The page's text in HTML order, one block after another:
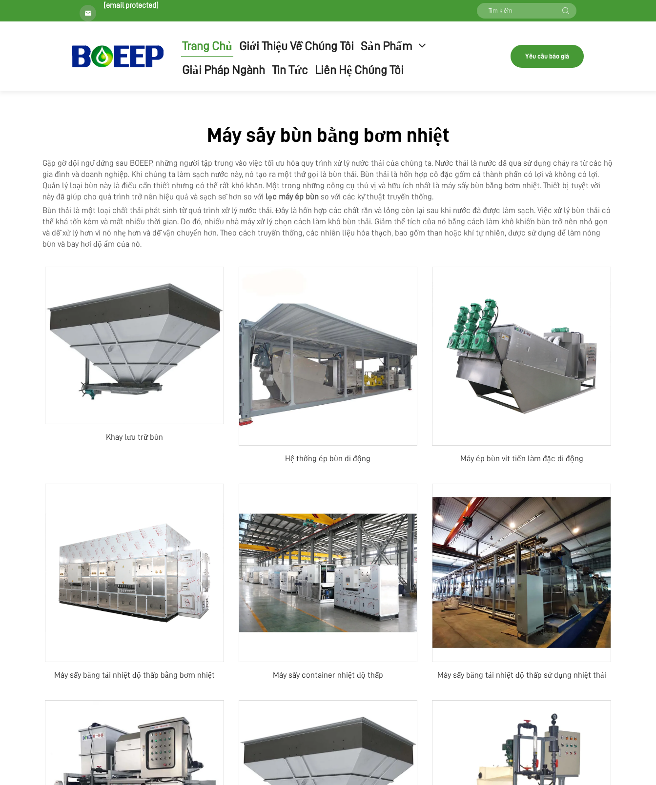
[email protected]
Trang Chủ Giới Thiệu Về Chúng Tôi
Sản Phẩm
Giải Pháp Ngành Tin Tức Liên Hệ Chúng Tôi
Yêu cầu báo giá
Máy sấy bùn bằng bơm nhiệt
Gặp gỡ đội ngũ đứng sau BOEEP, những người tập trung vào việc tối ưu hóa quy trình xử lý nước thải của chúng ta. Nước thải là nước đã qua sử dụng chảy ra từ các hộ
gia đình và doanh nghiệp. Khi chúng ta làm sạch nước này, nó tạo ra một thứ gọi là bùn thải. Bùn thải là hỗn hợp cô đặc gồm cả thành phần có lợi và không có lợi.
Quản lý loại bùn này là điều cần thiết nhưng có thể rất khó khăn. Một trong những công cụ thú vị và hữu ích nhất là máy sấy bùn bằng bơm nhiệt. Thiết bị tuyệt vời
này đã giúp cho quá trình trở nên hiệu quả và sạch sẽ hơn so với lọc máy ép bùn so với các kỹ thuật truyền thống.
Bùn thải là một loại chất thải phát sinh từ quá trình xử lý nước thải. Đây là hỗn hợp các chất rắn và lỏng còn lại sau khi nước đã được làm sạch. Việc xử lý bùn thải có
thể khá tốn kém và mất nhiều thời gian. Do đó, nhiều nhà máy xử lý chọn cách làm khô bùn thải. Giảm thể tích của nó bằng cách làm khô khiến bùn trở nên nhỏ gọn
và dễ xử lý hơn vì nó nhẹ hơn và dễ vận chuyển hơn. Theo cách truyền thống, các nhiên liệu hóa thạch, bao gồm than hoặc khí tự nhiên, được sử dụng để làm nóng
bùn và bay hơi độ ẩm của nó.
Khay lưu trữ bùn
Hệ thống ép bùn di động Máy ép bùn vít tiền làm đặc di động
Máy sấy băng tải nhiệt độ thấp bằng bơm nhiệt Máy sấy container nhiệt độ thấp Máy sấy băng tải nhiệt độ thấp sử dụng nhiệt thải